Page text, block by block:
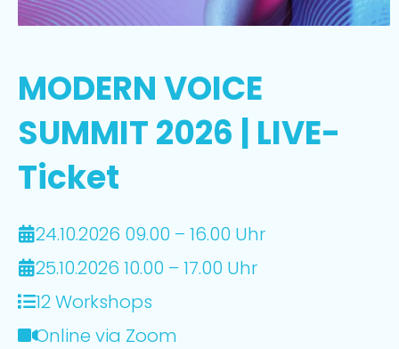
MODERN VOICE
SUMMIT 2026 | LIVE-
Ticket
24.10.2026 09.00 – 16.00 Uhr
25.10.2026 10.00 – 17.00 Uhr
12 Workshops
Online via Zoom